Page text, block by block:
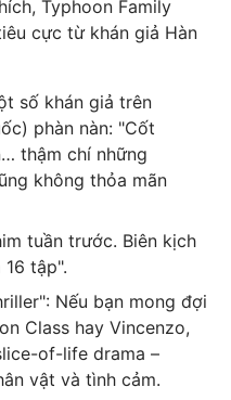
Typhoon Family
cực từ khán giả Hàn
số khán giả trên
phàn nàn: "Cốt
thậm chí những
không thỏa mãn
tuần trước. Biên kịch
tập".
Nếu bạn mong đợi
Class hay Vincenzo,
of-life drama –
vật và tình cảm.